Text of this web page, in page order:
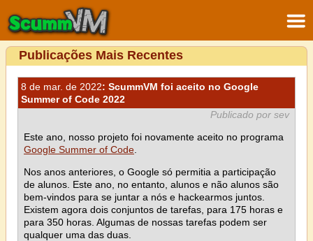
Publicações Mais Recentes
8 de mar. de 2022: ScummVM foi aceito no Google
Summer of Code 2022
Publicado por sev
Este ano, nosso projeto foi novamente aceito no programa
Google Summer of Code
Nos anos anteriores, o Google só permitia a participação
de alunos. Este ano, no entanto, alunos e não alunos são
bem-vindos para se juntar a nós e hackearmos juntos.
Existem agora dois conjuntos de tarefas, para 175 horas e
para 350 horas. Algumas de nossas tarefas podem ser
qualquer uma das duas.